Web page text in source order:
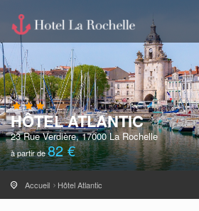
HÔTEL ATLANTIC
23 Rue Verdière, 17000 La Rochelle
à partir de82 €
Accueil Hôtel Atlantic